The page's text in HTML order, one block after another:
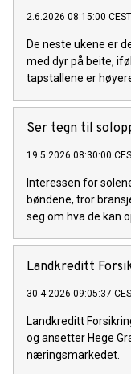
2.6.2026 08:15:00 CEST
De neste ukene er
med dyr på beite,
tapstallene er
Ser tegn til
19.5.2026 08:30:00
Interessen for
bøndene, tror
seg om hva de kan
Landkreditt
30.4.2026 09:05:37
Landkreditt
og ansetter Hege
næringsmarkedet.